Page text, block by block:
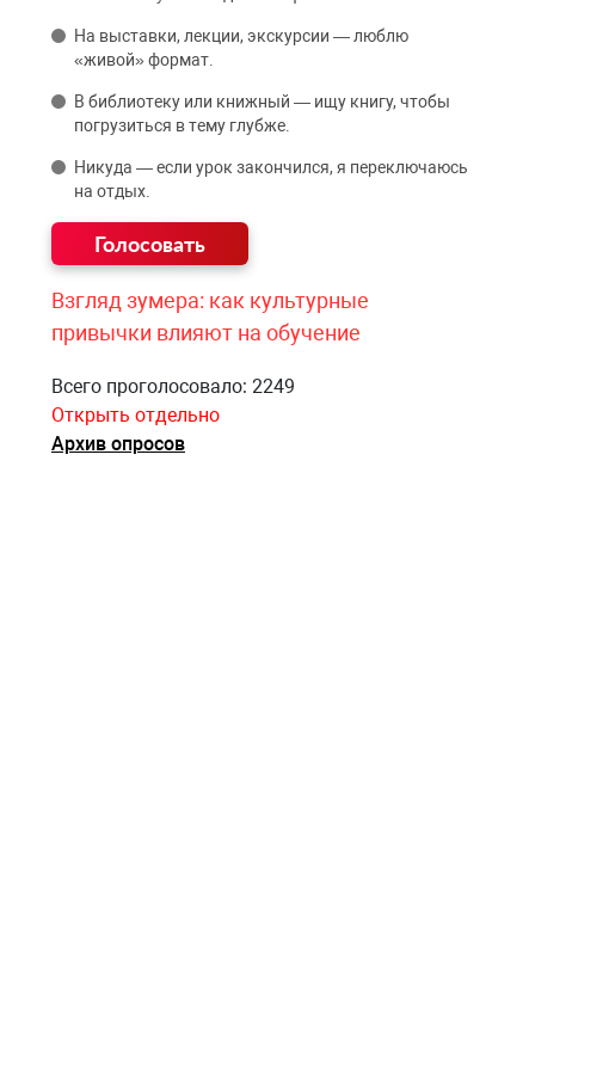
На выставки, лекции, экскурсии — люблю
«живой» формат.
В библиотеку или книжный — ищу книгу, чтобы
погрузиться в тему глубже.
Никуда — если урок закончился, я переключаюсь
на отдых.
Взгляд зумера: как культурные
привычки влияют на обучение
Всего проголосовало: 2249
Открыть отдельно
Архив опросов